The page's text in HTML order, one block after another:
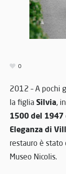
0
2012 – A pochi
la figlia Silvia,
1500 del 1947
Eleganza di
restauro è
Museo Nicolis.